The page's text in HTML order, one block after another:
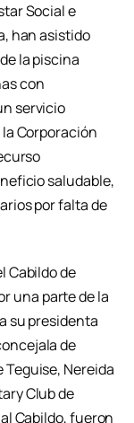
Social e
han asistido
la piscina
con
servicio
Corporación
saludable,
por falta de
Cabildo de
una parte de la
su presidenta
de
Nereida
Club de
Cabildo, fueron